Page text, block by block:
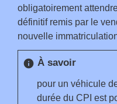
obligatoirement
définitif remis par le
nouvelle
info À savoir
pour un véhicule
durée du CPI est